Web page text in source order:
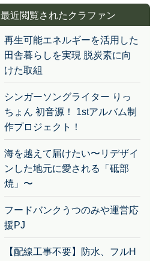
最近閲覧されたクラファン
再生可能エネルギーを活用した
田舎暮らしを実現 脱炭素に向
けた取組
シンガーソングライター りっ
ちょん 初音源！ 1stアルバム制
作プロジェクト！
海を越えて届けたい〜リデザイ
ンした地元に愛される「砥部
焼」〜
フードバンクうつのみや運営応
援PJ
【配線工事不要】防水、フルH